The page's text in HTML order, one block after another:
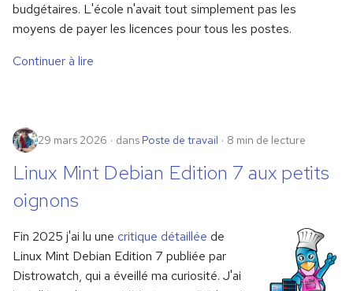
e
budgétaires. L'école n'avait tout simplement pas les
moyens de payer les licences pour tous les postes.
Continuer à lire
29 mars 2026 dans Poste de travail 8 min de lecture
Linux Mint Debian Edition 7 aux petits
oignons
Fin 2025 j'ai lu une critique détaillée de
Linux Mint Debian Edition 7 publiée par
Distrowatch, qui a éveillé ma curiosité. J'ai